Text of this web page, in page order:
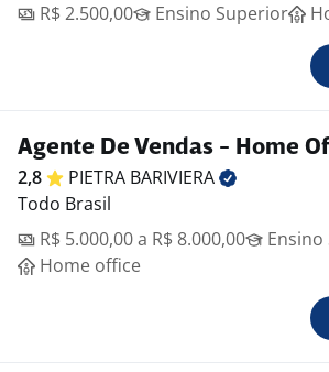
R$ 2.500,00
Ensino Superior
Agente De Vendas - Home
2,8 PIETRA BARIVIERA
Todo Brasil
R$ 5.000,00 a R$ 8.000,00
Home office